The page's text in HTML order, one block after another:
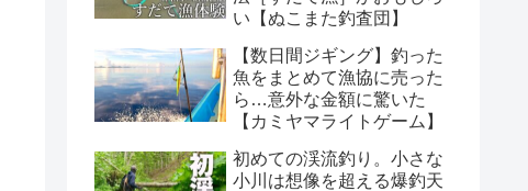
い【ぬこまた釣査団】
【数日間ジギング】釣った
魚をまとめて漁協に売った
ら…意外な金額に驚いた
【カミヤマライトゲーム】
初めての渓流釣り。小さな
小川は想像を超える爆釣天